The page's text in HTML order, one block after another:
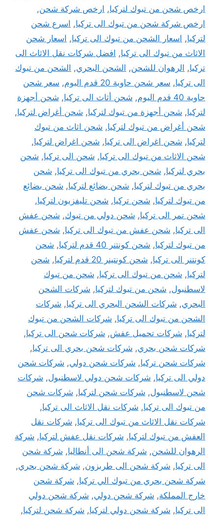
ارخص شحن من تبوك لتركيا, ارخص شركة شحن,
ارخص شركة شحن من تبوك الى تركيا, اسرع شحن
لتركيا, اسعار الشحن من تبوك الى تركيا, اسعار شحن
الاثاث من تبوك الى تركيا, افضل شركات نقل الاثاث الى
تركيا, الرهوان للشحن, الشحن البحري, الشحن من تبوك
الى تركيا, سعر شحن حاوية 20 قدم اليوم , سعر شحن
حاوية 40 قدم اليوم
, شحن أثاث الى تركيا, شحن أجهزة
لتركيا, شحن أجهزة من تبوك لتركيا, شحن أغراض لتركيا,
شحن أغراض من تبوك لتركيا, شحن اثاث من تبوك
لتركيا, شحن اغراض الى تركيا, شحن اغراض لتركيا,
شحن الاثاث من تبوك الى تركيا, شحن الى تركيا, شحن
بحري لتركيا, شحن بحري من تبوك الى تركيا, شحن
بحري من تبوك لتركيا, شحن بضائع لتركيا, شحن بضائع
من تبوك لتركيا, شحن تركيا, شحن تليفزيون لتركيا,
شحن تمر الى تركيا, شحن دولي من تبوك, شحن عفش
الى تركيا, شحن عفش من تبوك الى تركيا, شحن عفش
من تبوك لتركيا, شحن كونتنر 40 قدم لتركيا , شحن
كونتنر الى تركيا, شحن كونتينر 20 قدم لتركيا , شحن
لتركيا, شحن من تبوك الى تركيا, شحن من تبوك
لاسطنبول, شحن من تبوك لتركيا, شركات الشحن
البحري, شركات الشحن البحري الى تركيا, شركات
الشحن من تبوك الى تركيا, شركات الشحن من تبوك
لتركيا, شركات تحميل عفش, شركات شحن الى تركيا,
شركات شحن بحري, شركات شحن بحري الى تركيا,
شركات شحن تركيا, شركات شحن دولي, شركات شحن
دولي الى تركيا, شركات شحن دولي لاسطنبول, شركات
شحن لاسطنبول, شركات شحن لتركيا, شركات شحن
من تبوك الى تركيا, شركات نقل الاثاث الى تركيا,
شركات نقل الاثاث من تبوك الى تركيا, شركات نقل
العفش من تبوك لتركيا, شركات نقل عفش لتركيا, شركة
الرهوان للشحن, شركة شحن الى أنطاليا, شركة شحن
الى تركيا, شركة شحن الى طربزون, شركة شحن بحري,
شركة شحن بحري من تبوك الي تركيا, شركة شحن
خارج المملكة, شركة شحن دولي, شركة شحن دولي
الى تركيا, شركة شحن دولي لتركيا, شركة شحن لتركيا,